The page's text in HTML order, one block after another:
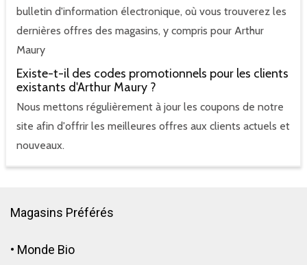
bulletin d'information électronique, où vous trouverez les
dernières offres des magasins, y compris pour Arthur
Maury
Existe-t-il des codes promotionnels pour les clients
existants d'Arthur Maury ?
Nous mettons régulièrement à jour les coupons de notre
site afin d'offrir les meilleures offres aux clients actuels et
nouveaux.
Magasins Préférés
• Monde Bio